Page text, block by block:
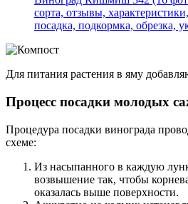
сорта, отзывы,
посадка, подкормка, обрезка,
Для питания растения в яму
Процесс посадки молодых
Процедура посадки винограда
схеме:
Из насыпанного в каждую
возвышение так, чтобы
оказалась выше поверхности.